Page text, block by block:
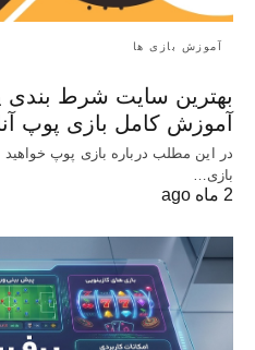
آموزش بازی ها
بهترین سایت شرط
آموزش کامل بازی پوپ
در این مطلب درباره بازی پوپ خواهید
بازی…
2 ماه ago